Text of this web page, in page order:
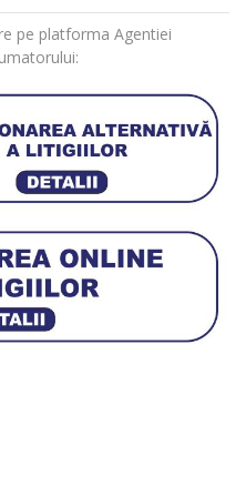
pe platforma Agentiei